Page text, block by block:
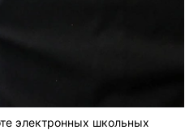
электронных школьных